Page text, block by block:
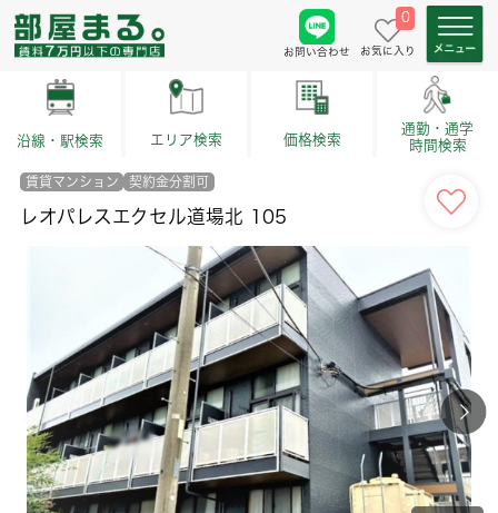
お問い合わせ
0
お気に入り
沿線・駅検索 エリア検索 価格検索
通勤・通学
時間検索
賃貸マンション 契約金分割可
レオパレスエクセル道場北 105